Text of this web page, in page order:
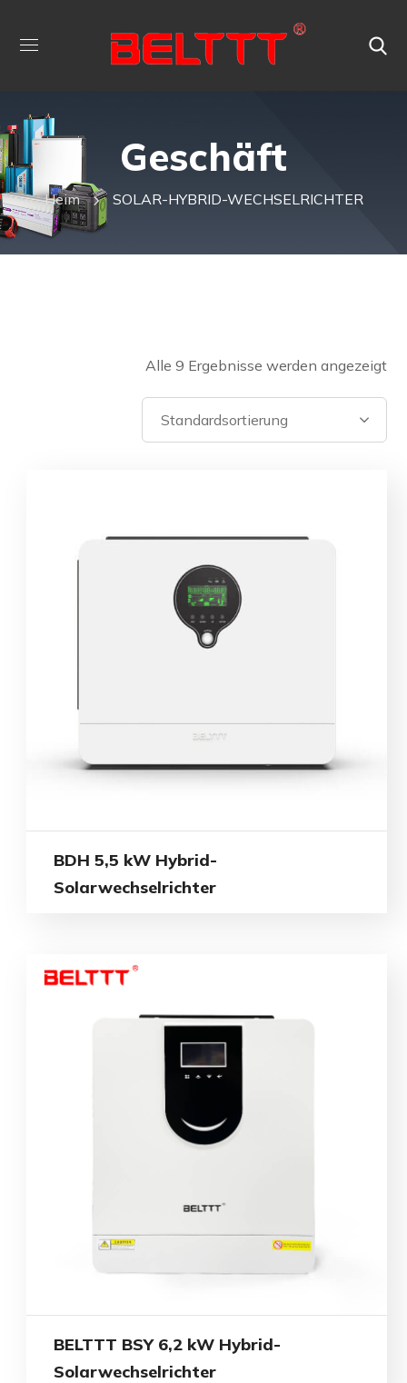
Geschäft
Heim SOLAR-HYBRID-WECHSELRICHTER
Alle 9 Ergebnisse werden angezeigt
BDH 5,5 kW Hybrid-
Solarwechselrichter
BELTTT BSY 6,2 kW Hybrid-
Solarwechselrichter